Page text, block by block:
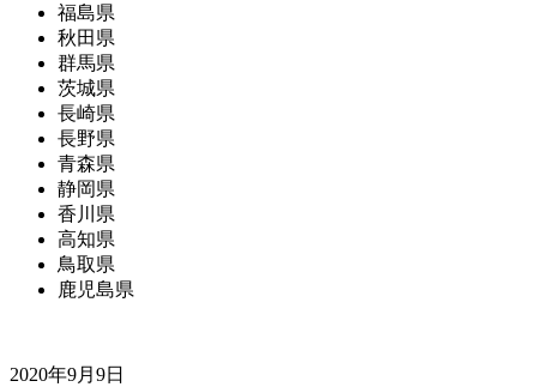
福島県
秋田県
群馬県
茨城県
長崎県
長野県
青森県
静岡県
香川県
高知県
鳥取県
鹿児島県
2020年9月9日